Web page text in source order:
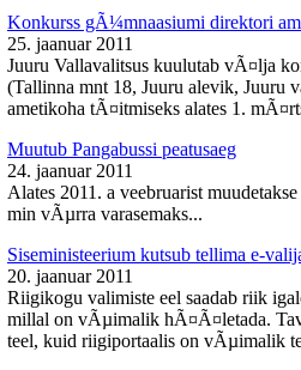
Konkurss gÃ¼mnaasiumi direktori
25. jaanuar 2011
Juuru Vallavalitsus kuulutab vÃ¤lja
(Tallinna mnt 18, Juuru alevik, Juuru
ametikoha tÃ¤itmiseks alates 1.
Muutub Pangabussi peatusaeg
24. jaanuar 2011
Alates 2011. a veebruarist
min vÃµrra varasemaks...
Siseministeerium kutsub tellima e-
20. jaanuar 2011
Riigikogu valimiste eel saadab riik
millal on vÃµimalik hÃ¤Ã¤letada.
teel, kuid riigiportaalis on vÃµimalik